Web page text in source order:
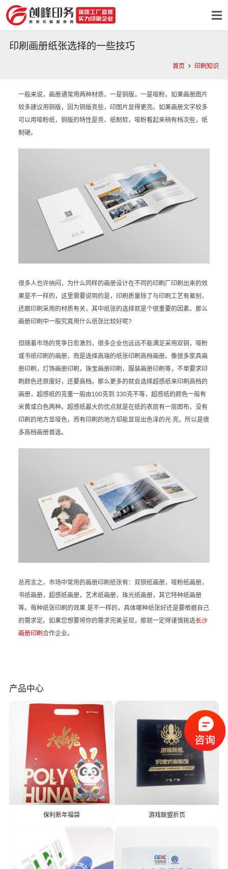
印刷画册纸张选择的一些技巧
首页 印刷知识
一般来说，画册通常用两种材质，一是铜版，一是哑粉，如果画册图片
较多建议用铜版，因为铜版亮些，印图片显得更亮。如果画册文字较多
可以用哑粉纸，铜版的特性是亮、纸制软，哑粉看起来稍有档次些，纸
制硬。
很多人也许纳闷，为什么同样的画册设计在不同的印刷厂印刷出来的效
果是不一样的，这里需要说明的是，印刷质量除了与印刷工艺有差别，
还跟印刷采用的材质有关，其中纸张的选择就是个很重要的因素。那么
画册印刷中一般究竟用什么纸张比较好呢?
但随着市场的竞争日愈激烈，很多企业也远远不能满足采用双铜，哑粉
或书纸印刷的画册，而是选择高端的纸张印刷高档画册。像很多家具画
册印刷，灯饰画册印刷，珠宝画册印刷，服装画册印刷等，不单要求印
刷颜色还原度好，还要高档。那么更多的就会选择超感纸来印刷高档的
画册，超感纸的克重一般由100克到 330克不等，超感纸的颜色一般有
米黄或白色两种。超感纸最大的优点就是在纸的表层有一层图布，没有
印刷的地方显哑色，而有印刷的地方却能显现出色泽的光 亮。所以是很
多高档画册首选。
总而言之，市场中常用的画册印刷纸张有：双铜纸画册，哑粉纸画册，
书纸画册，超感纸画册，艺术纸画册，珠光纸画册，其它特种纸画册
等。每种纸张印刷的效果 是不一样的，具体哪种纸张好还是要根据自己
的需求定。如果您想要将你的需求完美呈现，那就一定得谨慎挑选长沙
画册印刷 合作企业。
产品中心
保利新年福袋 游戏联盟折页